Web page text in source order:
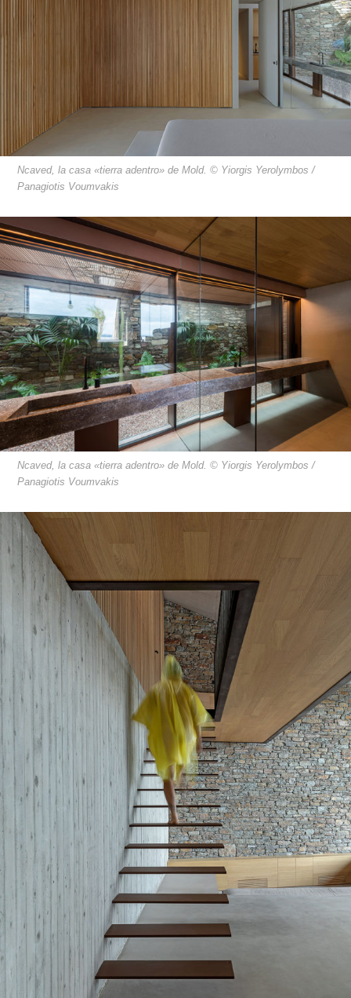
Ncaved, la casa «tierra adentro» de Mold. © Yiorgis Yerolymbos /
Panagiotis Voumvakis
Ncaved, la casa «tierra adentro» de Mold. © Yiorgis Yerolymbos /
Panagiotis Voumvakis